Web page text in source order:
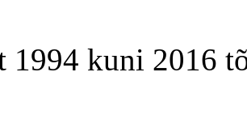
1994 kuni 2016